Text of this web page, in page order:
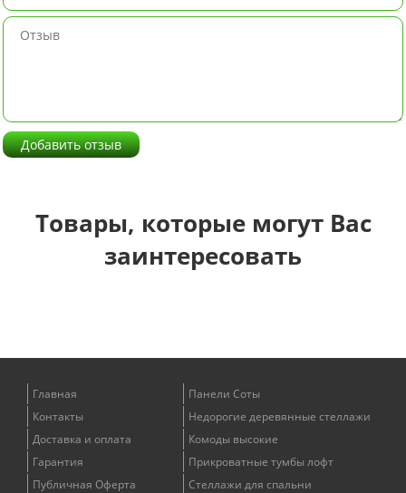
Добавить отзыв
Товары, которые могут Вас
заинтересовать
Главная
Контакты
Доставка и оплата
Гарантия
Публичная Оферта
Панели Соты
Недорогие деревянные стеллажи
Комоды высокие
Прикроватные тумбы лофт
Стеллажи для спальни